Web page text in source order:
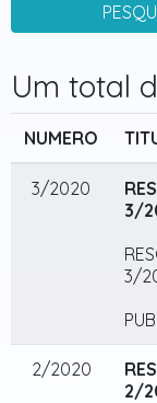
Um total
NUMERO
3/2020
3/
3/
2/2020
2/